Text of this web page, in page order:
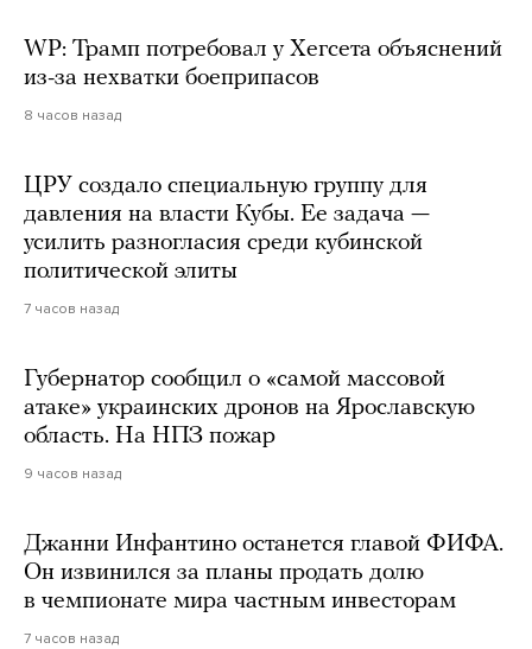
WP: Трамп потребовал у Хегсета объяснений
из-за нехватки боеприпасов
8 часов назад
ЦРУ создало специальную группу для
давления на власти Кубы. Ее задача —
усилить разногласия среди кубинской
политической элиты
7 часов назад
Губернатор сообщил о «самой массовой
атаке» украинских дронов на Ярославскую
область. На НПЗ пожар
9 часов назад
Джанни Инфантино останется главой ФИФА.
Он извинился за планы продать долю
в чемпионате мира частным инвесторам
7 часов назад